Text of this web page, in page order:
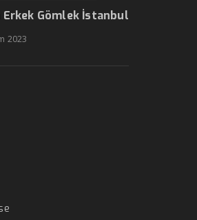
Gömlek İstanbul
2023